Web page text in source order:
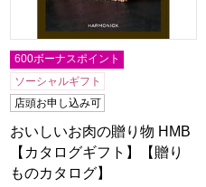
600ボーナスポイント
ソーシャルギフト
店頭お申し込み可
おいしいお肉の贈り物 HMB
【カタログギフト】【贈り
ものカタログ】